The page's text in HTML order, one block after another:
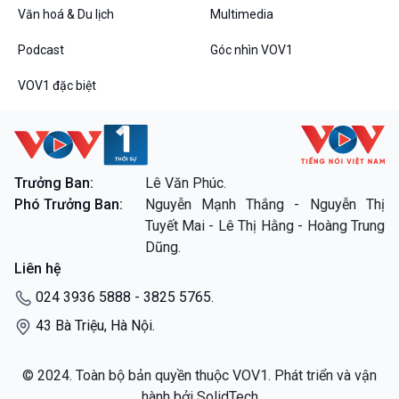
VOV1 đặc biệt
Thanh âm ký sự
Chân dung cuộc sống
Các chương trình đặc biệt
Văn hoá & Du lịch Multimedia
Podcast Góc nhìn VOV1
VOV1 đặc biệt
Trưởng Ban:
Lê Văn Phúc.
Phó Trưởng Ban:
Nguyễn Mạnh Thắng - Nguyễn Thị
Tuyết Mai - Lê Thị Hằng - Hoàng Trung
Dũng.
Liên hệ
024 3936 5888 - 3825 5765.
43 Bà Triệu, Hà Nội.
© 2024. Toàn bộ bản quyền thuộc VOV1. Phát triển và vận